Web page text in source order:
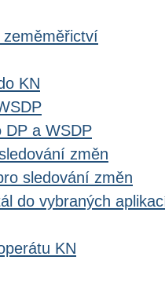
KN
DP a WSDP
změn
sledování změn
do vybraných
KN